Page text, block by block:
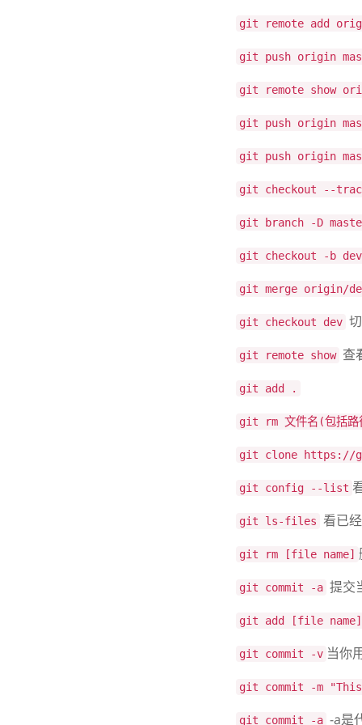
git remote add
git push origin
git remote show
git push origin
git push origin
git checkout --
git branch -D
git checkout -b dev
git merge origin/
git checkout dev
git remote show 查
git add .
git rm 文件名(包括路
git clone https://
git config --list
git ls-files 看已
git rm [file name]
git commit -a 提交
git add [file name]
git commit -v 当你
git commit -m
git commit -a -a是